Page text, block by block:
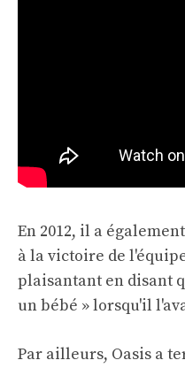
En 2012, il a
à la victoire de
plaisantant en disant
un bébé » lorsqu'il
Par ailleurs, Oasis a